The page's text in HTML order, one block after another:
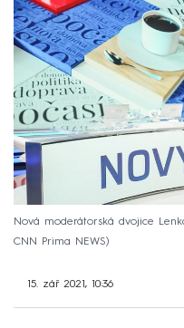
Nová moderátorská dvojice
CNN Prima NEWS
15. zář 2021, 10:36